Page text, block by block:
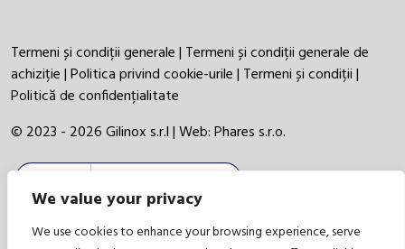
We value your privacy
We use cookies to enhance your browsing experience, serve
Termeni și condiții generale| Termeni și condiții generale de
achiziție|Politica privind cookie-urile| Termeni și condiții|
Politică de confidențialitate
© 2023 - 2026 Gilinox s.r.l | Web:Phares s.r.o.